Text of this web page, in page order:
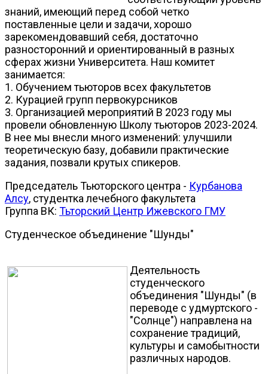
знаний, имеющий перед собой четко
поставленные цели и задачи, хорошо
зарекомендовавший себя, достаточно
разносторонний и ориентированный в разных
сферах жизни Университета. Наш комитет
занимается:
1. Обучением тьюторов всех факультетов
2. Курацией групп первокурсников
3. Организацией мероприятий В 2023 году мы
провели обновленную Школу тьюторов 2023-2024.
В нее мы внесли много изменений: улучшили
теоретическую базу, добавили практические
задания, позвали крутых спикеров.
Председатель Тьюторского центра - Курбанова
Алсу, студентка лечебного факультета
Группа ВК: Тьторский Центр Ижевского ГМУ
Студенческое объединение "Шунды"
Деятельность
студенческого
объединения "Шунды" (в
переводе с удмуртского -
"Солнце") направлена на
сохранение традиций,
культуры и самобытности
различных народов.